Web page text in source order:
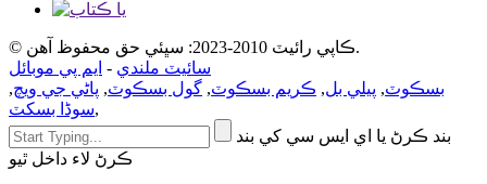
© ڪاپي رائيٽ 2010-2023: سڀئي حق محفوظ آهن.
سائيٽ ملندي - ايم پي موبائل
بسڪوٽ, پيلي بل, ڪريم بسڪوٽ, گول بسڪوٽ, پاڻي جي ويچ,
سوڈا بسکٽ,
بند ڪرڻ يا اي ايس سي کي بند
ڪرڻ لاء داخل ٿيو